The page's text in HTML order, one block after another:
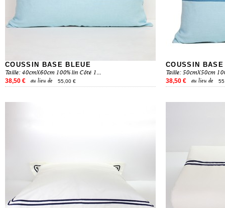
COUSSIN BASE BLEUE
Taille: 40cmX60cm 100% lin Côté 1...
38,50 €
au lieu de 55,00 €
COUSSIN
Taille: 50cmX50cm
38,50 €
au lieu de